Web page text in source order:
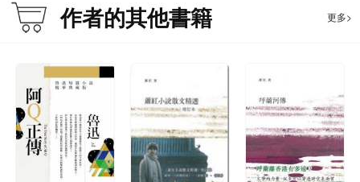
作者的其他書籍 更多>